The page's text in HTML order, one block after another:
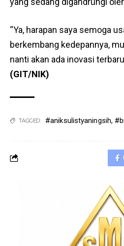
“Ya, harapan saya semoga
berkembang kedepannya,
nanti akan ada inovasi
(GIT/NIK)
TAGGED: #aniksulistyaningsih,